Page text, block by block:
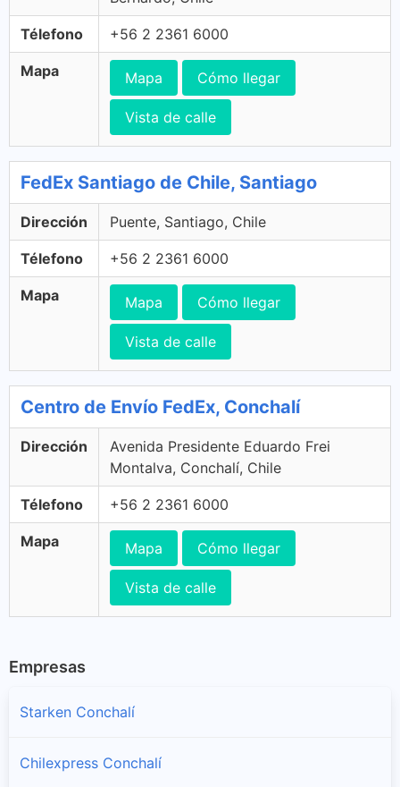
Télefono +56 2 2361 6000
Mapa Mapa Cómo llegar
Vista de calle
FedEx Santiago de Chile, Santiago
Dirección Puente, Santiago, Chile
Télefono +56 2 2361 6000
Mapa Mapa Cómo llegar
Vista de calle
Centro de Envío FedEx, Conchalí
Dirección
Avenida Presidente Eduardo Frei
Montalva, Conchalí, Chile
Télefono +56 2 2361 6000
Mapa Mapa Cómo llegar
Vista de calle
Empresas
Starken Conchalí
Chilexpress Conchalí